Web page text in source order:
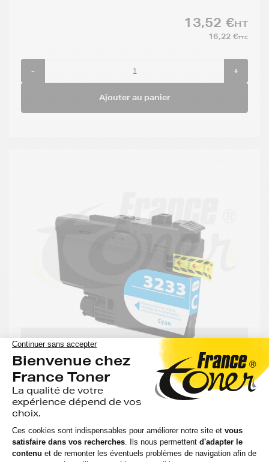
13,52 €HT
16,22 €TTC
- +
Ajouter au panier
-34% MOINS CHER QUE LA MARQUE BROTHER
GENERIQUE
Cartouche d'encre générique équivalent à
BROTHER LC3233 (LC-3233C) - CYAN (bleu) -
Format Standard